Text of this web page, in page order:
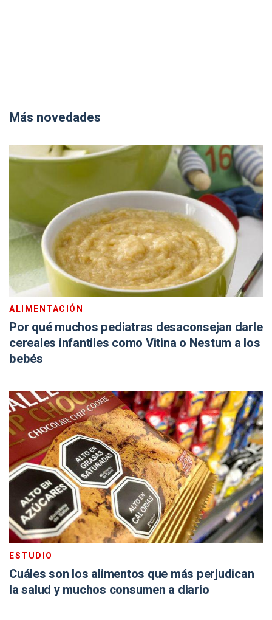
Más novedades
ALIMENTACIÓN
Por qué muchos pediatras desaconsejan darle
cereales infantiles como Vitina o Nestum a los
bebés
ESTUDIO
Cuáles son los alimentos que más perjudican
la salud y muchos consumen a diario